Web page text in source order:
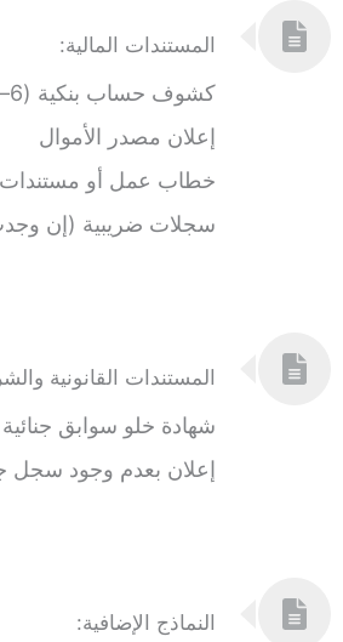
المستندات المالية:
كشوف حساب بنكية (6–12 شهرًا)
إعلان مصدر الأموال
خطاب عمل أو مستندات
سجلات ضريبية (إن
المستندات القانونية
شهادة خلو سوابق جنائية
إعلان بعدم وجود سجل
النماذج الإضافية: